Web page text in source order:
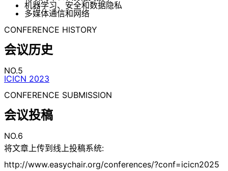
机器学习、安全和数据隐私
多媒体通信和网络
CONFERENCE HISTORY
会议历史
NO.5
ICICN 2023
CONFERENCE SUBMISSION
会议投稿
NO.6
将文章上传到线上投稿系统:
http://www.easychair.org/conferences/?conf=icicn2025